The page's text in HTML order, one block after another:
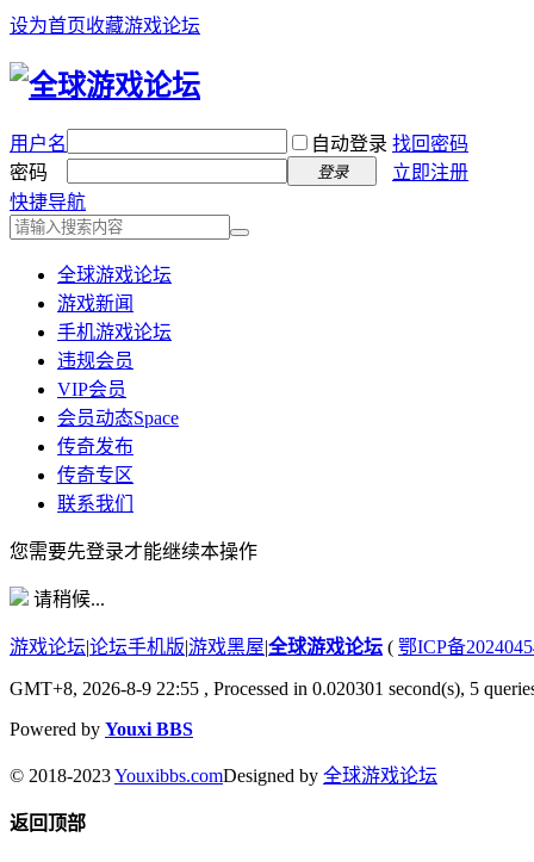
设为首页收藏游戏论坛
用户名 自动登录 找回密码
密码
登录
立即注册
快捷导航
全球游戏论坛
游戏新闻
手机游戏论坛
违规会员
VIP会员
会员动态Space
传奇发布
传奇专区
联系我们
您需要先登录才能继续本操作
请稍候...
游戏论坛|论坛手机版|游戏黑屋|全球游戏论坛 ( 鄂ICP备
GMT+8, 2026-8-9 22:55 , Processed in 0.020301 second(s), 5
Powered by Youxi BBS
© 2018-2023Youxibbs.comDesigned by 全球游戏论坛
返回顶部